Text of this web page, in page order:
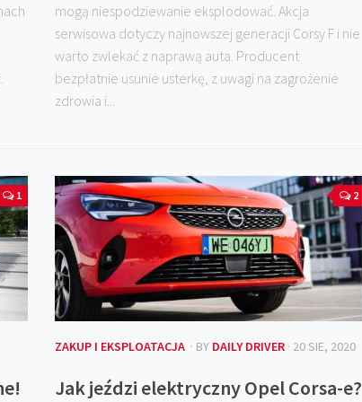
mogą niespodziewanie eksplodować. Akcja
serwisowa dotyczy najnowszej generacji Corsy F i nie
warto zwlekać z naprawą auta. Producent
bezpłatnie usunie usterkę, z uwagi na zagrożenie
zdrowia i...
1 2
ZAKUP I EKSPLOATACJA · BY DAILY DRIVER · 20 SIE, 2020
Jak jeździ elektryczny Opel Corsa-e?